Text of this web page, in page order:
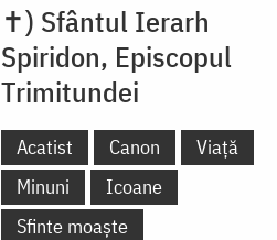
✝) Sfântul Ierarh
Spiridon, Episcopul
Trimitundei
Acatist Canon
Viață
Minuni
Icoane
Sfinte moaște